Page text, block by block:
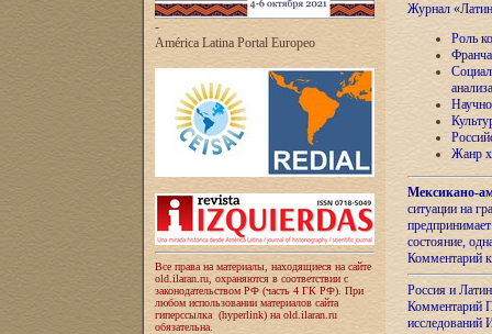
-
América Latina Portal Europeo
Все права на материалы, находящиеся на сайте
old.ilaran.ru, охраняются в соответствии с
законодательством РФ (часть 4 ГК РФ). При
любом использовании материалов сайта
гиперссылка (hyperlink) на old.ilaran.ru
обязательна.
Журнал
Роль
анализа
Жанр
Мексикано-
ситуации на
состояние,
Комментарий
Россия и
Комментарий